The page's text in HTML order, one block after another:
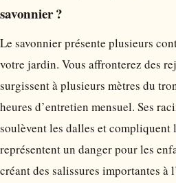
savonnier ?
Le savonnier présente plusieurs
votre jardin. Vous affronterez des
surgissent à plusieurs mètres du
heures d’entretien mensuel. Ses
soulèvent les dalles et compliquent
représentent un danger pour les
créant des salissures importantes à